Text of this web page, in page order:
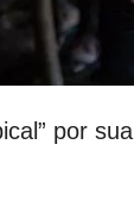
por sua